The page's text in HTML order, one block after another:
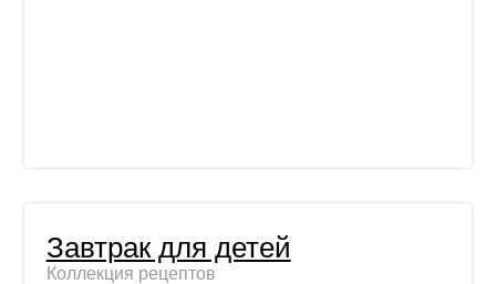
Завтрак для детей
Коллекция рецептов